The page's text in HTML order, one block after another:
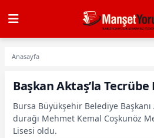
Anasayfa
Başkan Aktaş’la Tecrübe
Bursa Büyükşehir Belediye Başkanı
durağı Mehmet Kemal Coşkunöz
Lisesi oldu.